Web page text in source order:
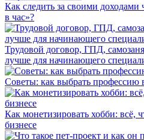
Как следить за своими доходами
в час»?
Трудовой договор, ГПД,
лучше для начинающего
Советы: как выбрать профессию
Как монетизировать хобби: всё,
бизнесе